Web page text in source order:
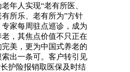
年人实现“老有所医、
所乐、老有所为”方针
家每周驻点巡诊，成为
老，其焦点价值不只正在
美，更为中国式养老的
出一条可。客户转引见
护险报销取医保及时结